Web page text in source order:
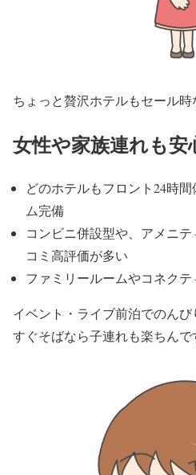
ちょっと贅沢ホテルもセール時
女性や家族連れも安
どのホテルもフロント24時
ム完備
コンビニ併設型や、アメニ
コミ高評価が多い
ファミリールームやコネク
イベント・ライブ前泊でのん
すぐそばなら子連れも楽ちんで